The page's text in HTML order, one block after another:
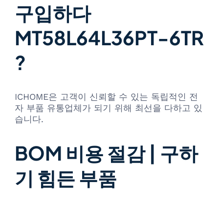
구입하다
MT58L64L36PT-6TR
?
ICHOME은 고객이 신뢰할 수 있는 독립적인 전
자 부품 유통업체가 되기 위해 최선을 다하고 있
습니다.
BOM 비용 절감 | 구하
기 힘든 부품